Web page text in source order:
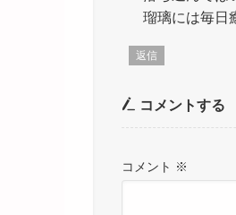
瑠璃には毎日
返信
コメントする
コメント ※